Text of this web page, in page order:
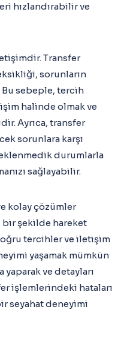
hızlandırabilir ve
Transfer
sorunların
Bu sebeple, tercih
halinde olmak ve
Ayrıca, transfer
sorunlara karşı
durumlarla
sağlayabilir.
kolay çözümler
bir şekilde hareket
tercihler ve iletişim
yaşamak mümkün
yaparak ve detayları
işlemlerindeki hataları
seyahat deneyimi